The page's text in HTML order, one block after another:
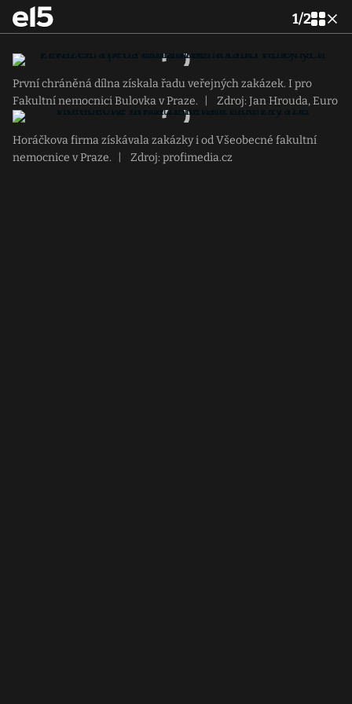
1/2
První chráněná dílna získala řadu veřejných zakázek. I pro
Fakultní nemocnici Bulovka v Praze.
Zdroj: Jan Hrouda, Euro
Horáčkova firma získávala zakázky i od Všeobecné fakultní
nemocnice v Praze.
Zdroj: profimedia.cz